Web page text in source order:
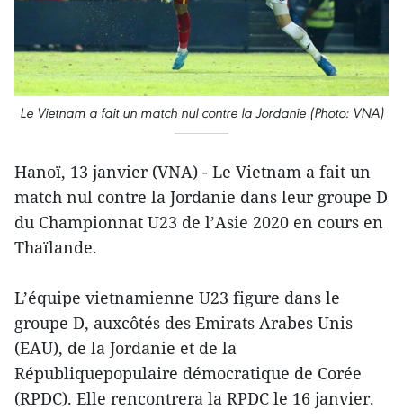
Le Vietnam a fait un match nul contre la Jordanie (Photo: VNA)
Hanoï, 13 janvier (VNA) - Le Vietnam a fait un
match nul contre la Jordanie dans leur groupe D
du Championnat U23 de l’Asie 2020 en cours en
Thaïlande.
L’équipe vietnamienne U23 figure dans le
groupe D, auxcôtés des Emirats Arabes Unis
(EAU), de la Jordanie et de la
Républiquepopulaire démocratique de Corée
(RPDC). Elle rencontrera la RPDC le 16 janvier.